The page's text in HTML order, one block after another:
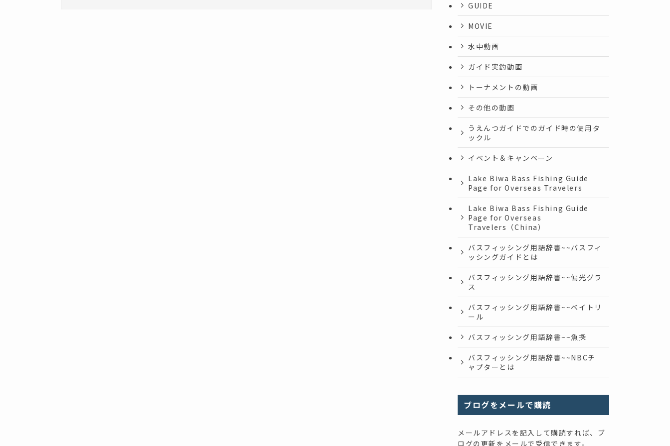
GUIDE
MOVIE
水中動画
ガイド実釣動画
トーナメントの動画
その他の動画
うえんつガイドでのガイド時の使用タ
ックル
イベント＆キャンペーン
Lake Biwa Bass Fishing Guide
Page for Overseas Travelers
Lake Biwa Bass Fishing Guide
Page for Overseas
Travelers（China）
バスフィッシング用語辞書~~バスフィ
ッシングガイドとは
バスフィッシング用語辞書~~偏光グラ
ス
バスフィッシング用語辞書~~ベイトリ
ール
バスフィッシング用語辞書~~魚探
バスフィッシング用語辞書~~NBCチ
ャプターとは
ブログをメールで購読
メールアドレスを記入して購読すれば、ブ
ログの更新をメールで受信できます。